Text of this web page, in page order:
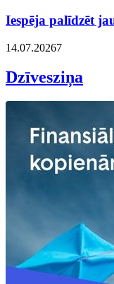
Iespēja palīdzēt
14.07.20267
Dzīvesziņa